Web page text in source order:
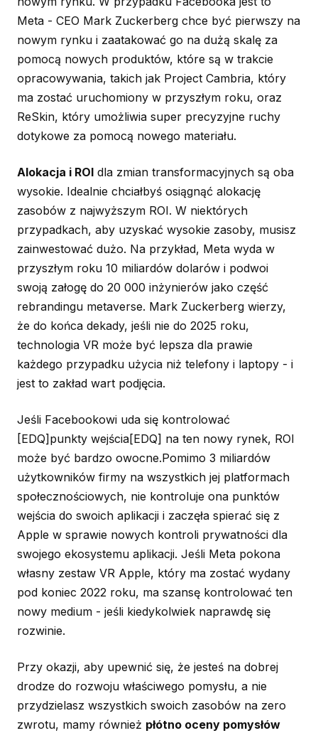
Meta - CEO Mark Zuckerberg chce być pierwszy na
nowym rynku i zaatakować go na dużą skalę za
pomocą nowych produktów, które są w trakcie
opracowywania, takich jak Project Cambria, który
ma zostać uruchomiony w przyszłym roku, oraz
ReSkin, który umożliwia super precyzyjne ruchy
dotykowe za pomocą nowego materiału.
Alokacja i ROI dla zmian transformacyjnych są oba
wysokie. Idealnie chciałbyś osiągnąć alokację
zasobów z najwyższym ROI. W niektórych
przypadkach, aby uzyskać wysokie zasoby, musisz
zainwestować dużo. Na przykład, Meta wyda w
przyszłym roku 10 miliardów dolarów i podwoi
swoją załogę do 20 000 inżynierów jako część
rebrandingu metaverse. Mark Zuckerberg wierzy,
że do końca dekady, jeśli nie do 2025 roku,
technologia VR może być lepsza dla prawie
każdego przypadku użycia niż telefony i laptopy - i
jest to zakład wart podjęcia.
Jeśli Facebookowi uda się kontrolować
[EDQ]punkty wejścia[EDQ] na ten nowy rynek, ROI
może być bardzo owocne.Pomimo 3 miliardów
użytkowników firmy na wszystkich jej platformach
społecznościowych, nie kontroluje ona punktów
wejścia do swoich aplikacji i zaczęła spierać się z
Apple w sprawie nowych kontroli prywatności dla
swojego ekosystemu aplikacji. Jeśli Meta pokona
własny zestaw VR Apple, który ma zostać wydany
pod koniec 2022 roku, ma szansę kontrolować ten
nowy medium - jeśli kiedykolwiek naprawdę się
rozwinie.
Przy okazji, aby upewnić się, że jesteś na dobrej
drodze do rozwoju właściwego pomysłu, a nie
przydzielasz wszystkich swoich zasobów na zero
zwrotu, mamy również płótno oceny pomysłów